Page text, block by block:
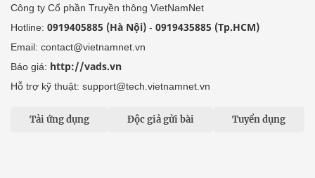
Công ty Cổ phần Truyền thông VietNamNet
Hotline: 0919405885 (Hà Nội) - 0919435885 (Tp.HCM)
Email: contact@vietnamnet.vn
Báo giá: http://vads.vn
Hỗ trợ kỹ thuật: support@tech.vietnamnet.vn
Tải ứng dụng Độc giả gửi bài Tuyển dụng